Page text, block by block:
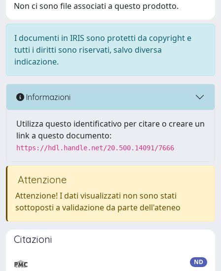
Non ci sono file associati a questo prodotto.
I documenti in IRIS sono protetti da copyright e
tutti i diritti sono riservati, salvo diversa
indicazione.
Informazioni
Utilizza questo identificativo per citare o creare un
link a questo documento:
https://hdl.handle.net/20.500.14091/7666
Attenzione
Attenzione! I dati visualizzati non sono stati
sottoposti a validazione da parte dell'ateneo
Citazioni
ND